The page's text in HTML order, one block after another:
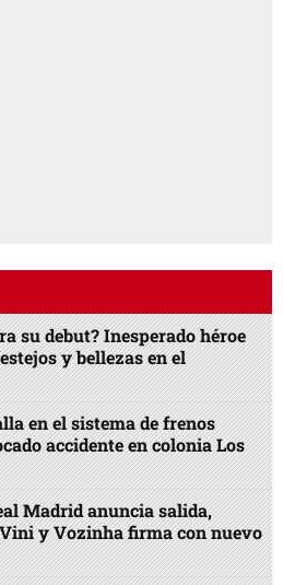
su debut? Inesperado héroe
y bellezas en el
en el sistema de frenos
accidente en colonia Los
Madrid anuncia salida,
y Vozinha firma con nuevo